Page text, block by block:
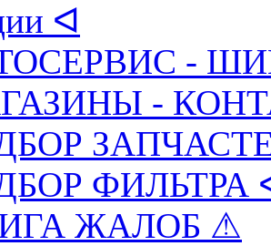
ᐊ
-
-
ФИЛЬТРА
ЖАЛОБ ⚠